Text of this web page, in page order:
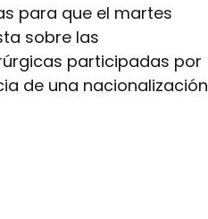
para que el martes
sobre las
participadas por
de una nacionalización